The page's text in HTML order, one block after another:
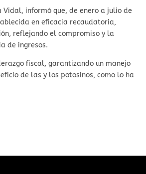
informó que, de enero a julio de
en eficacia recaudatoria,
reflejando el compromiso y la
de ingresos.
fiscal, garantizando un manejo
de las y los potosinos, como lo ha